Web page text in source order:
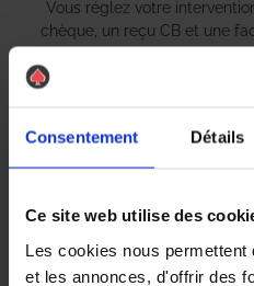
Consentement Détails
Ce site web utilise des
Les cookies nous
et les annonces, d'offrir des
Vous réglez votre
chèque, un reçu CB et une
Etape 5 :
Vous recevez une demande